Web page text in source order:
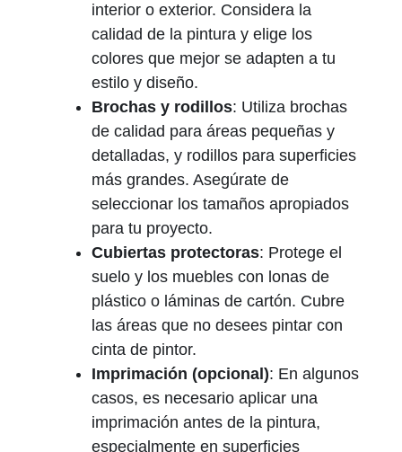
interior o exterior. Considera la
calidad de la pintura y elige los
colores que mejor se adapten a tu
estilo y diseño.
Brochas y rodillos: Utiliza brochas
de calidad para áreas pequeñas y
detalladas, y rodillos para superficies
más grandes. Asegúrate de
seleccionar los tamaños apropiados
para tu proyecto.
Cubiertas protectoras: Protege el
suelo y los muebles con lonas de
plástico o láminas de cartón. Cubre
las áreas que no desees pintar con
cinta de pintor.
Imprimación (opcional): En algunos
casos, es necesario aplicar una
imprimación antes de la pintura,
especialmente en superficies